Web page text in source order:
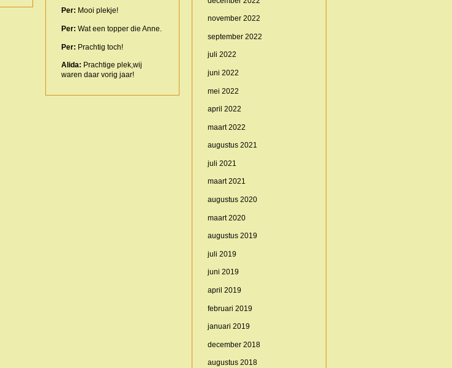
Per: Mooi plekje!
Per: Wat een topper die Anne.
Per: Prachtig toch!
Alida: Prachtige plek,wij
waren daar vorig jaar!
november 2022
september 2022
juli 2022
juni 2022
mei 2022
april 2022
maart 2022
augustus 2021
juli 2021
maart 2021
augustus 2020
maart 2020
augustus 2019
juli 2019
juni 2019
april 2019
februari 2019
januari 2019
december 2018
augustus 2018